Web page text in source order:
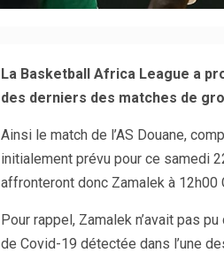
La Basketball Africa League a
des derniers des matches de
Ainsi le match de l’AS Douane,
initialement prévu pour ce samedi
affronteront donc Zamalek à 12h00
Pour rappel, Zamalek n’avait pas
de Covid-19 détectée dans l’une